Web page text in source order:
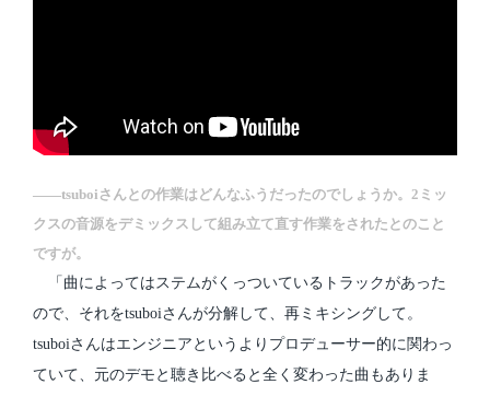
――tsuboiさんとの作業はどんなふうだったのでしょうか。2ミッ
クスの音源をデミックスして組み立て直す作業をされたとのこと
ですが。
「曲によってはステムがくっついているトラックがあった
ので、それをtsuboiさんが分解して、再ミキシングして。
tsuboiさんはエンジニアというよりプロデューサー的に関わっ
ていて、元のデモと聴き比べると全く変わった曲もありま